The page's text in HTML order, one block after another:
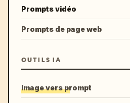
Prompts vidéo
Prompts de page web
OUTILS IA
Image vers prompt